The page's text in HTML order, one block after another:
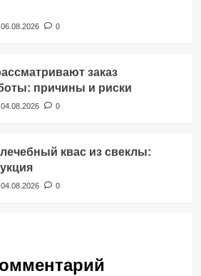
06.08.2026
0
заказ
причины и риски
04.08.2026
0
квас из свеклы:
04.08.2026 0